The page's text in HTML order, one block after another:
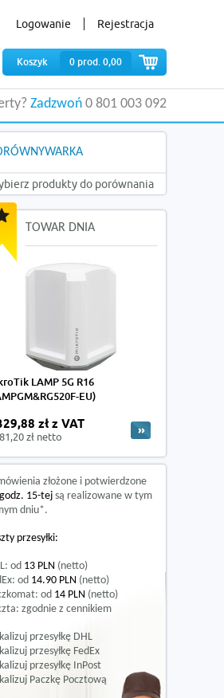
Logowanie Rejestracja
Koszyk 0 prod. 0,00
Zadzwoń 0 801 003 092
produkty do porównania
TOWAR DNIA
LAMP 5G R16
EU)
zł z VAT
zł netto
złożone i potwierdzone
15-tej są realizowane w tym
dniu*.
przesyłki:
od 13 PLN (netto)
od 14.90 PLN (netto)
od 14 PLN (netto)
zgodnie z cennikiem
przesyłkę DHL
przesyłkę FedEx
przesyłkę InPost
Paczkę Pocztową